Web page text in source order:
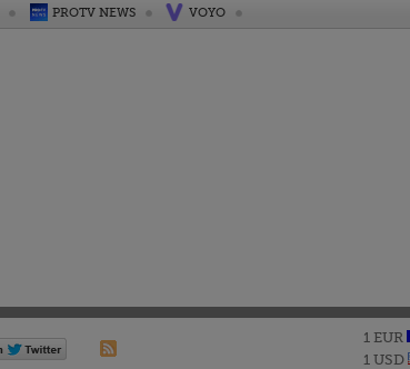
PROTV NEWS VOYO
1 EUR
1 USD